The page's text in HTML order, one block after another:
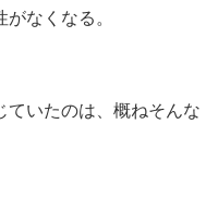
なくなる。
いたのは、概ねそんな